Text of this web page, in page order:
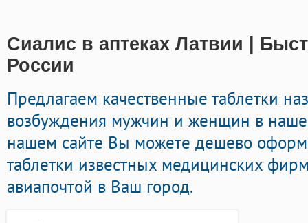
Сиалис в аптеках Латвии |
России
Предлагаем качественные таблетки
возбуждения мужчин и женщин в
нашем сайте Вы можете дешево
таблетки известных медицинских
авиапочтой в Ваш город.